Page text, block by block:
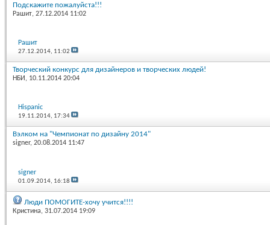
Подскажите пожалуйста!!!
Рашит, 27.12.2014 11:02
Рашит
27.12.2014, 11:02
Творческий конкурс для дизайнеров и творческих людей!
НБИ , 10.11.2014 20:04
Hispanic
19.11.2014, 17:34
Вэлком на "Чемпионат по дизайну 2014"
signer, 20.08.2014 11:47
signer
01.09.2014, 16:18
Люди ПОМОГИТЕ-хочу учится!!!!
Кристина, 31.07.2014 19:09